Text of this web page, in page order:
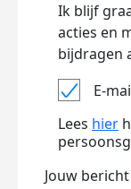
Ik blijf
acties en
bijdragen
E-
Lees hier
Jouw